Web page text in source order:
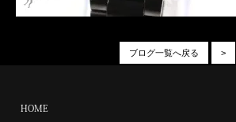
>
ブログ一覧へ戻る
HOME